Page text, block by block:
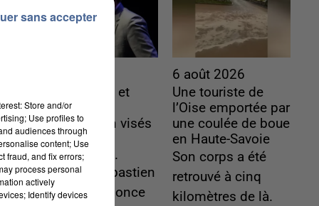
Gabriel Attal et
Raphaël
Glucksmann visés
par des
ingérences...
Sollicité, Sébastien
Lecornu annonce
6 août 2026
Une touriste de
l’Oise emportée par
une coulée de boue
en Haute-Savoie
Son corps a été
retrouvé à cinq
kilomètres de là.
Store and/or
Use profiles to
audiences through
content; Use
fraud, and fix errors;
process personal
actively
Identify devices
sans accepter